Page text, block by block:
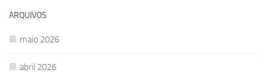
ARQUIVOS
maio 2026
abril 2026